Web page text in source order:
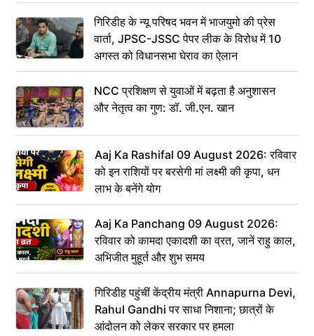
गिरिडीह के न्यू परिषद भवन में भाजयुमो की प्रेस
वार्ता, JPSC-JSSC पेपर लीक के विरोध में 10
अगस्त को विधानसभा घेराव का ऐलान
NCC प्रशिक्षण से युवाओं में बढ़ता है अनुशासन
और नेतृत्व का गुण: डॉ. जी.एन. खान
Aaj Ka Rashifal 09 August 2026: रविवार
को इन राशियों पर बरसेगी मां लक्ष्मी की कृपा, धन
लाभ के बनेंगे योग
Aaj Ka Panchang 09 August 2026:
रविवार को कामदा एकादशी का व्रत, जानें राहु काल,
अभिजीत मुहूर्त और शुभ समय
गिरिडीह पहुंचीं केंद्रीय मंत्री Annapurna Devi,
Rahul Gandhi पर साधा निशाना; छात्रों के
आंदोलन को लेकर सरकार पर हमला